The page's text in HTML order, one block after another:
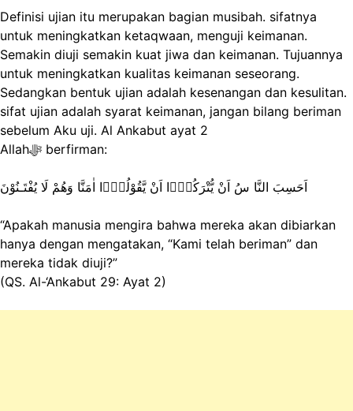
Definisi ujian itu merupakan bagian musibah. sifatnya
untuk meningkatkan ketaqwaan, menguji keimanan.
Semakin diuji semakin kuat jiwa dan keimanan. Tujuannya
untuk meningkatkan kualitas keimanan seseorang.
Sedangkan bentuk ujian adalah kesenangan dan kesulitan.
sifat ujian adalah syarat keimanan, jangan bilang beriman
sebelum Aku uji. Al Ankabut ayat 2
Allahﷻ berfirman:
اَحَسِبَ النَّا سُ اَنْ يُّتْرَكُوْۤا اَنْ يَّقُوْلُوْۤا اٰمَنَّا وَهُمْ لَا يُفْتَـنُوْنَ
“Apakah manusia mengira bahwa mereka akan dibiarkan
hanya dengan mengatakan, “Kami telah beriman” dan
mereka tidak diuji?”
(QS. Al-‘Ankabut 29: Ayat 2)